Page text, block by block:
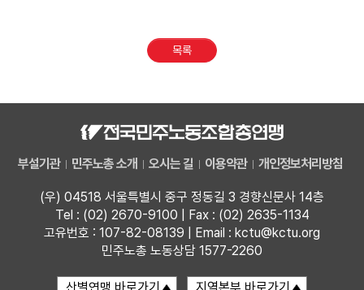
목록
부설기관 민주노총 소개 오시는 길 이용약관 개인정보처리방침
(우) 04518 서울특별시 중구 정동길 3 경향신문사 14층
Tel : (02) 2670-9100 | Fax : (02) 2635-1134
고유번호 : 107-82-08139 | Email : kctu@kctu.org
민주노총 노동상담 1577-2260